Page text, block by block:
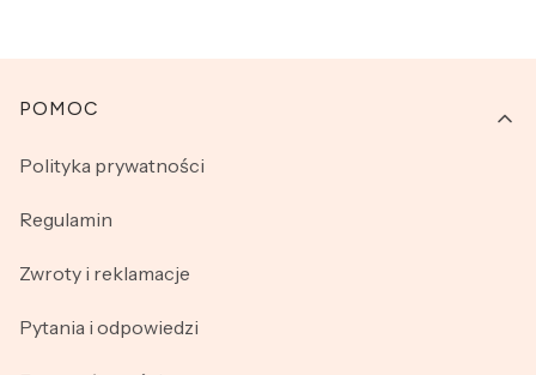
Linki w stopce
POMOC
Polityka prywatności
Regulamin
Zwroty i reklamacje
Pytania i odpowiedzi